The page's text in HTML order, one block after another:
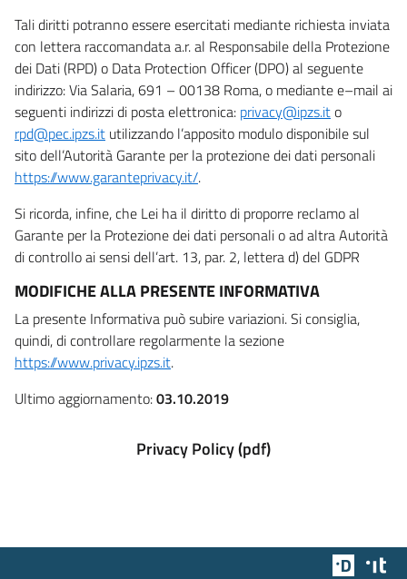
Tali diritti potranno essere esercitati mediante richiesta inviata
con lettera raccomandata a.r. al Responsabile della Protezione
dei Dati (RPD) o Data Protection Officer (DPO) al seguente
indirizzo: Via Salaria, 691 – 00138 Roma, o mediante e–mail ai
seguenti indirizzi di posta elettronica: privacy@ipzs.ito
rpd@pec.ipzs.it utilizzando l’apposito modulo disponibile sul
sito dell’Autorità Garante per la protezione dei dati personali
https://www.garanteprivacy.it/.
Si ricorda, infine, che Lei ha il diritto di proporre reclamo al
Garante per la Protezione dei dati personali o ad altra Autorità
di controllo ai sensi dell’art. 13, par. 2, lettera d) del GDPR
MODIFICHE ALLA PRESENTE INFORMATIVA
La presente Informativa può subire variazioni. Si consiglia,
quindi, di controllare regolarmente la sezione
https://www.privacy.ipzs.it.
Ultimo aggiornamento:03.10.2019
Privacy Policy (pdf)
Team